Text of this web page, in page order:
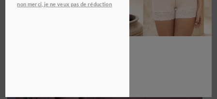
non merci, je ne veux pas de réduction